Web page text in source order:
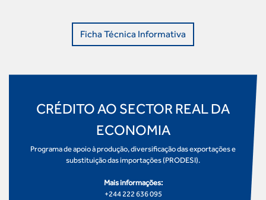
Ficha Técnica Informativa
CRÉDITO AO SECTOR REAL DA
ECONOMIA
Programa de apoio à produção, diversificação das exportações e
substituição das importações (PRODESI).
Mais informações:
+244 222 636 095